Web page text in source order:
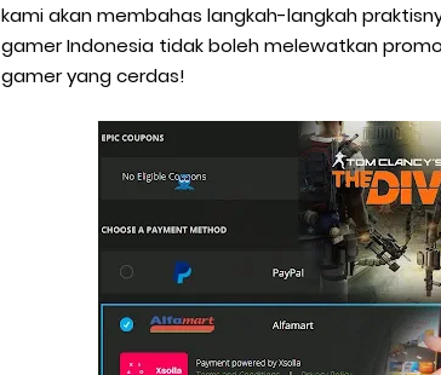
kami akan membahas langkah-langkah
gamer Indonesia tidak boleh melewatkan
gamer yang cerdas!